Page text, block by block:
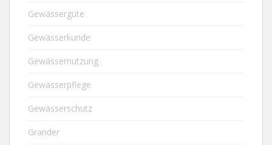
Gewässergüte
Gewässerkunde
Gewässernutzung
Gewässerpflege
Gewässerschutz
Grander